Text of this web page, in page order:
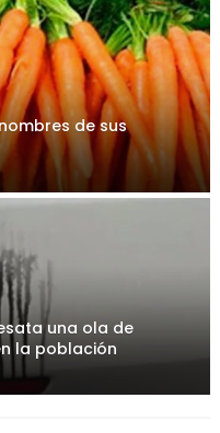
de sus
una ola de
la población